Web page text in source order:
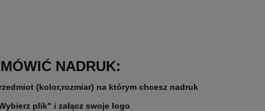
NADRUK:
(kolor,rozmiar) na którym chcesz nadruk
plik" i załącz swoje logo